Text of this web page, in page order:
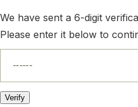
We have sent a 6-digit
Please enter it below to
Verify